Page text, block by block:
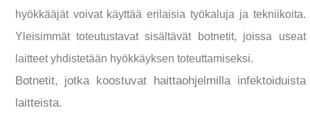
hyökkääjät voivat käyttää erilaisia työkaluja ja tekniikoita.
Yleisimmät toteutustavat sisältävät botnetit, joissa useat
laitteet yhdistetään hyökkäyksen toteuttamiseksi.
Botnetit, jotka koostuvat haittaohjelmilla infektoiduista
laitteista.